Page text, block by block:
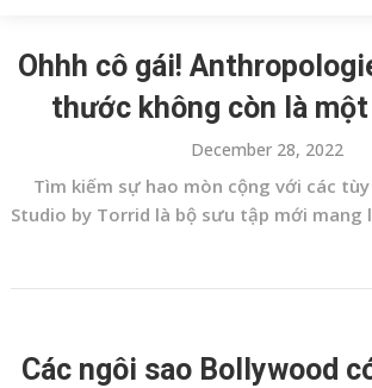
Ohhh cô gái!
thước không còn là
December 28, 2022
Tìm kiếm sự hao mòn cộng với các
Studio by Torrid là bộ sưu tập mới mang
Các ngôi sao Bollywood